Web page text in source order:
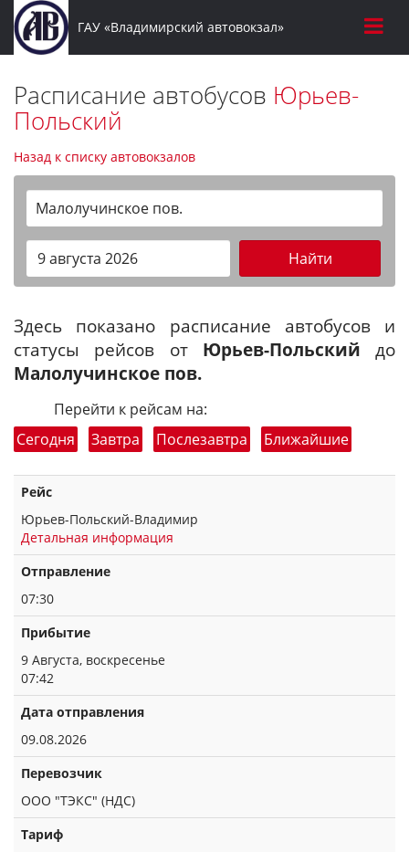
ГАУ «Владимирский автовокзал»
Расписание автобусов Юрьев-
Польский
Назад к списку автовокзалов
Малолучинское пов.
Найти
Здесь показано расписание автобусов и
статусы рейсов от Юрьев-Польский до
Малолучинское пов.
Перейти к рейсам на:
Сегодня
Завтра Послезавтра Ближайшие
Рейс
Юрьев-Польский-Владимир
Детальная информация
Отправление
07:30
Прибытие
9 Августа, воскресенье
07:42
Дата отправления
09.08.2026
Перевозчик
ООО "ТЭКС" (НДС)
Тариф